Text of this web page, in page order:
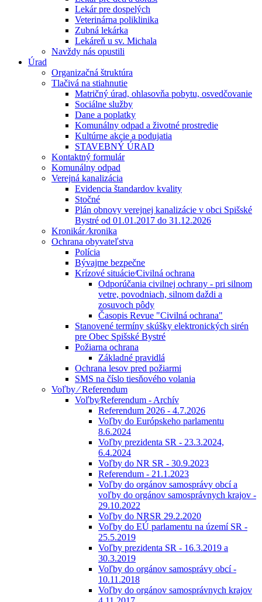
Lekár pre dospelých
Veterinárna poliklinika
Zubná lekárka
Lekáreň u sv. Michala
Navždy nás opustili
Úrad
Organizačná štruktúra
Tlačivá na stiahnutie
Matričný úrad, ohlasovňa pobytu, osvedčovanie
Sociálne služby
Dane a poplatky
Komunálny odpad a životné prostredie
Kultúrne akcie a podujatia
STAVEBNÝ ÚRAD
Kontaktný formulár
Komunálny odpad
Verejná kanalizácia
Evidencia štandardov kvality
Stočné
Plán obnovy verejnej kanalizácie v obci Spišské
Bystré od 01.01.2017 do 31.12.2026
Kronikár ⁄kronika
Ochrana obyvateľstva
Polícia
Bývajme bezpečne
Krízové situácie⁄Civilná ochrana
Odporúčania civilnej ochrany - pri silnom
vetre, povodniach, silnom daždi a
zosuvoch pôdy
Časopis Revue "Civilná ochrana"
Stanovené termíny skúšky elektronických sirén
pre Obec Spišské Bystré
Požiarna ochrana
Základné pravidlá
Ochrana lesov pred požiarmi
SMS na číslo tiesňového volania
Voľby ⁄ Referendum
Voľby⁄Referendum - Archív
Referendum 2026 - 4.7.2026
Voľby do Európskeho parlamentu
8.6.2024
Voľby prezidenta SR - 23.3.2024,
6.4.2024
Voľby do NR SR - 30.9.2023
Referendum - 21.1.2023
Voľby do orgánov samosprávy obcí a
voľby do orgánov samosprávnych krajov -
29.10.2022
Voľby do NRSR 29.2.2020
Voľby do EÚ parlamentu na území SR -
25.5.2019
Voľby prezidenta SR - 16.3.2019 a
30.3.2019
Voľby do orgánov samosprávy obcí -
10.11.2018
Voľby do orgánov samosprávnych krajov